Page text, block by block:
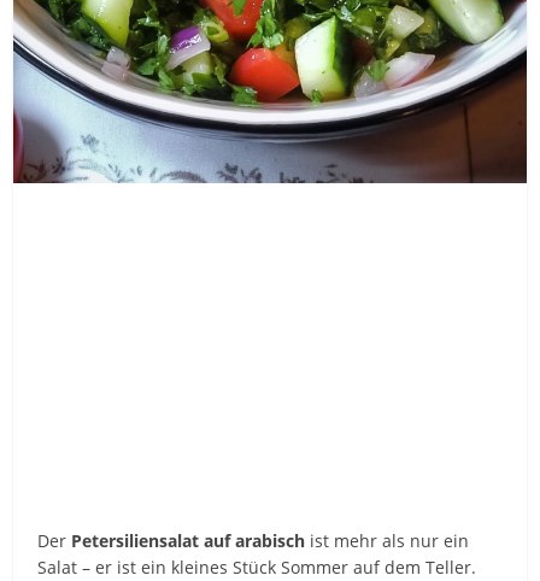
Der Petersiliensalat auf arabisch ist mehr als nur ein
Salat – er ist ein kleines Stück Sommer auf dem Teller.